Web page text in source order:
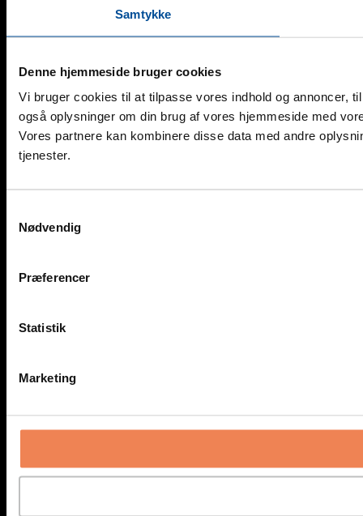
Samtykke
Denne hjemmeside bruger cookies
Vi bruger cookies til at tilpasse vores indhold og annoncer,
også oplysninger om din brug af vores hjemmeside med
Vores partnere kan kombinere disse data med andre
tjenester.
Nødvendig
Præferencer
Statistik
Marketing